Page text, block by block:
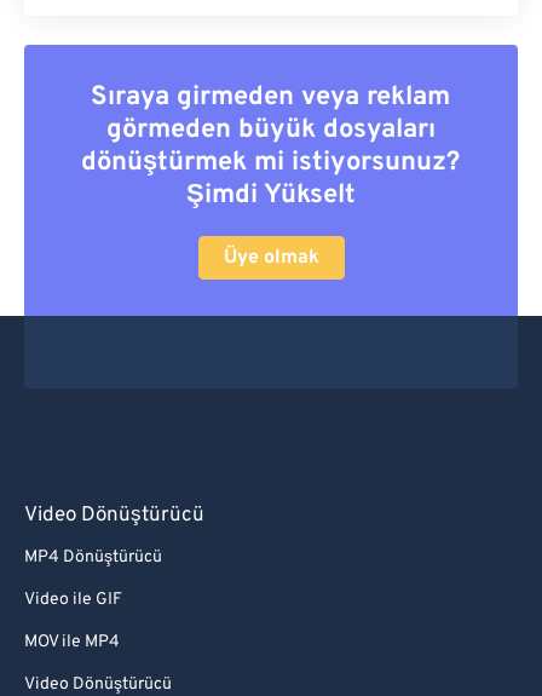
Sıraya girmeden veya reklam
görmeden büyük dosyaları
dönüştürmek mi istiyorsunuz?
Şimdi Yükselt
Üye olmak
Video Dönüştürücü
MP4 Dönüştürücü
Video ile GIF
MOV ile MP4
Video Dönüştürücü